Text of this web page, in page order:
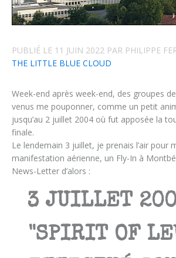
PUBLIÉ LE 11 JUIN 2022 PAR PHILIPPE
THE LITTLE BLUE CLOUD
Week-end après week-end, des groupes
venus me pouponner, comme un petit
jusqu’au 2 juillet 2004 où fut apposée la
finale.
Le lendemain 3 juillet, je prenais l’air pour
manifestation aérienne, un Fly-In à
News-Letter d’alors :
3 JUILLET
"SPIRIT OF